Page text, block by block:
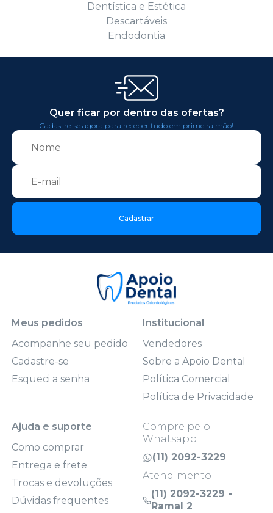
Dentística e Estética
Descartáveis
Endodontia
Quer ficar por dentro das ofertas?
Cadastre-se agora para receber tudo em primeira mão!
Cadastrar
Meus pedidos
Acompanhe seu pedido
Cadastre-se
Esqueci a senha
Institucional
Vendedores
Sobre a Apoio Dental
Política Comercial
Política de Privacidade
Ajuda e suporte
Como comprar
Entrega e frete
Trocas e devoluções
Dúvidas frequentes
Compre pelo
Whatsapp
(11) 2092-3229
Atendimento
(11) 2092-3229 -
Ramal 2